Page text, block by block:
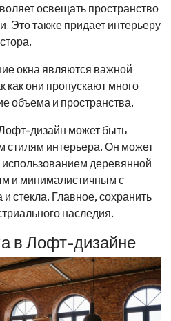
освещать пространство
Это также придает интерьеру
окна являются важной
как они пропускают много
объема и пространства.
дизайн может быть
стилям интерьера. Он может
деревянной
и минималистичным с
стекла. Главное, сохранить
наследия.
в Лофт-дизайне